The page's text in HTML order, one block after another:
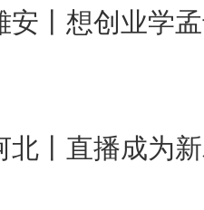
安丨想创业学
北丨直播成为